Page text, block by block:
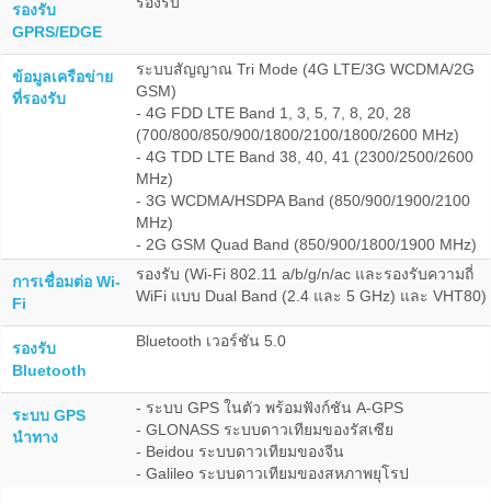
รองรับ
GPRS/EDGE
ข้อมูลเครือข่าย
ที่รองรับ
ระบบสัญญาณ Tri Mode (4G LTE/3G WCDMA/2G
GSM)
- 4G FDD LTE Band 1, 3, 5, 7, 8, 20, 28
(700/800/850/900/1800/2100/1800/2600 MHz)
- 4G TDD LTE Band 38, 40, 41 (2300/2500/2600
MHz)
- 3G WCDMA/HSDPA Band (850/900/1900/2100
MHz)
- 2G GSM Quad Band (850/900/1800/1900 MHz)
การเชื่อมต่อ Wi-
Fi
รองรับ (Wi-Fi 802.11 a/b/g/n/ac และรองรับความถี่
WiFi แบบ Dual Band (2.4 และ 5 GHz) และ VHT80)
รองรับ
Bluetooth
Bluetooth เวอร์ชัน 5.0
ระบบ GPS
นำทาง
- ระบบ GPS ในตัว พร้อมฟังก์ชัน A-GPS
- GLONASS ระบบดาวเทียมของรัสเซีย
- Beidou ระบบดาวเทียมของจีน
- Galileo ระบบดาวเทียมของสหภาพยุโรป